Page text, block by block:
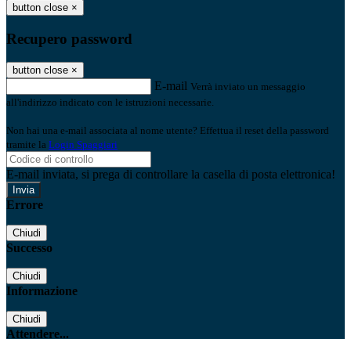
button close ×
Recupero password
button close ×
E-mail Verrà inviato un messaggio
all'indirizzo indicato con le istruzioni necessarie.
Non hai una e-mail associata al nome utente? Effettua il reset della password
tramite la Login Spaggiari
E-mail inviata, si prega di controllare la casella di posta elettronica!
Errore
Chiudi
Successo
Chiudi
Informazione
Chiudi
Attendere...